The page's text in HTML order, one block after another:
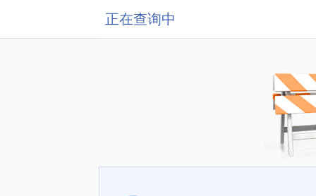
正在查询中